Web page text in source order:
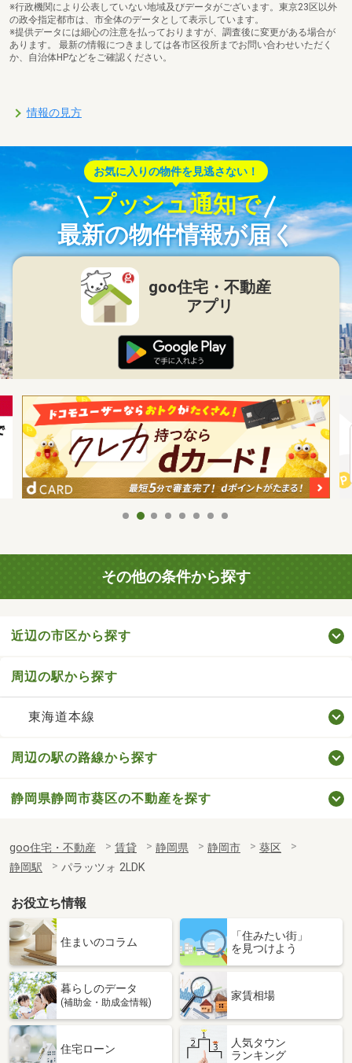
※行政機関により公表していない地域及びデータがございます。東京23区以外
の政令指定都市は、市全体のデータとして表示しています。
※提供データには細心の注意を払っておりますが、調査後に変更がある場合が
あります。 最新の情報につきましては各市区役所までお問い合わせいただく
か、自治体HPなどをご確認ください。
情報の見方
お気に入りの物件を見逃さない！
プッシュ通知で
最新の物件情報が届く
goo住宅・不動産
アプリ
その他の条件から探す
近辺の市区から探す
周辺の駅から探す
東海道本線
周辺の駅の路線から探す
静岡県静岡市葵区の不動産を探す
goo住宅・不動産 賃貸 静岡県 静岡市
葵区
静岡駅
パラッツォ 2LDK
お役立ち情報
住まいのコラム
「住みたい街」
を見つけよう
暮らしのデータ
(補助金・助成金情報)
家賃相場
住宅ローン
人気タウン
ランキング